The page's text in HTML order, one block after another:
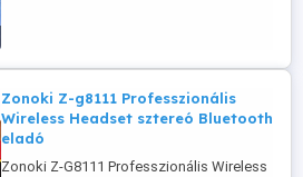
Zonoki Z-g8111 Professzionális
Wireless Headset sztereó Bluetooth
eladó
Zonoki Z-G8111 Professzionális Wireless